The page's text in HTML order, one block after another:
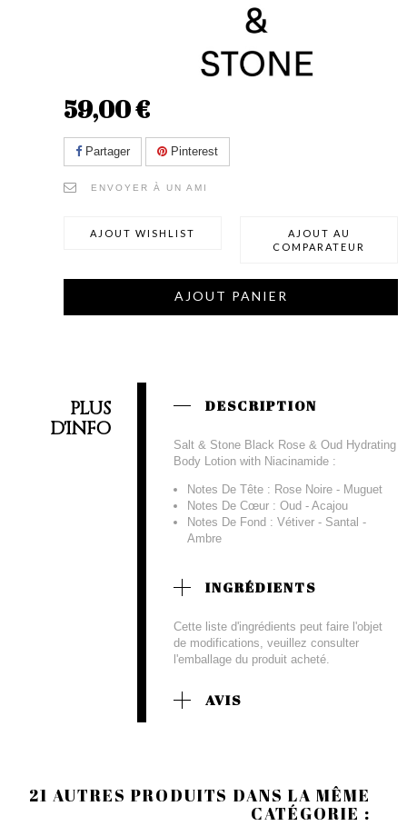
59,00 €
Partager Pinterest
ENVOYER À UN AMI
AJOUT WISHLIST
AJOUT AU
COMPARATEUR
AJOUT PANIER
PLUS
D'INFO
DESCRIPTION
Salt & Stone Black Rose & Oud Hydrating
Body Lotion with Niacinamide :
Notes De Tête : Rose Noire - Muguet
Notes De Cœur : Oud - Acajou
Notes De Fond : Vétiver - Santal -
Ambre
INGRÉDIENTS
Cette liste d'ingrédients peut faire l'objet
de modifications, veuillez consulter
l'emballage du produit acheté.
AVIS
21 AUTRES PRODUITS DANS LA MÊME
CATÉGORIE :